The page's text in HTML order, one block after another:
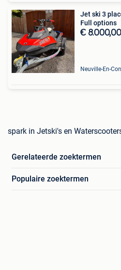
Jet ski 3
Full options
€ 8.000,00
Neuville-En-
spark in Jetski's en
Gerelateerde zoektermen
Populaire zoektermen